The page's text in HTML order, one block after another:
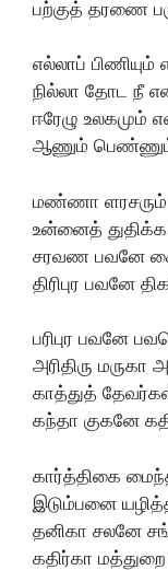
பற்குத் தரணை
எல்லாப்
நில்லா தோட நீ
ஈரேழு உலகமும்
ஆணும்
மண்ணா ளரசரும்
உன்னைத் துதிக்க
சரவண பவனே
திரிபுர பவனே
பரிபுர பவனே
அரிதிரு மருகா
காத்துத்
கந்தா குகனே
கார்த்திகை
இடும்பனை
தனிகா சலனே
கதிர்கா மத்துறை